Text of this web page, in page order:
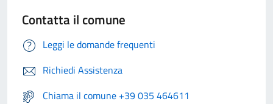
Contatta il comune
Leggi le domande frequenti
Richiedi Assistenza
Chiama il comune +39 035 464611